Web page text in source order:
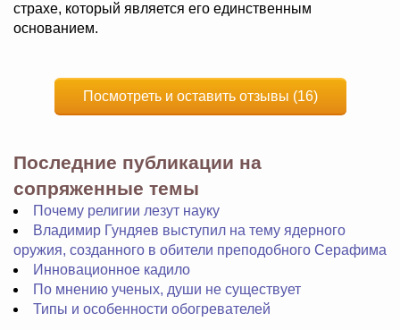
страхе, который является его единственным
основанием.
Посмотреть и оставить отзывы (16)
Последние публикации на
сопряженные темы
Почему религии лезут науку
Владимир Гундяев выступил на тему ядерного
оружия, созданного в обители преподобного Серафима
Инновационное кадило
По мнению ученых, души не существует
Типы и особенности обогревателей